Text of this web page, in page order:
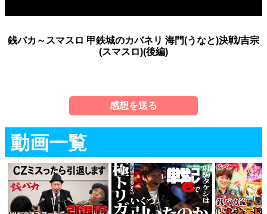
銭バカ～スマスロ 甲鉄城のカバネリ 海門(うなと)決戦/吉宗
(スマスロ)(後編)
感想を送る
動画一覧